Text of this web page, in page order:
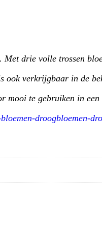
drie volle trossen
ook verkrijgbaar in de
mooi te gebruiken in
droogbloemen-